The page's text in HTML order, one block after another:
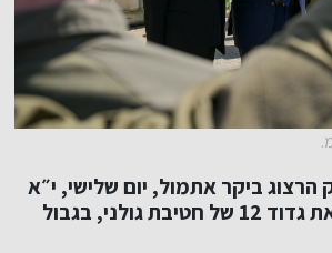
הרצוג ביקר אתמול, יום שלישי, י״א
באדר, 11 במרץ, את גדוד 12 של חטיבת גולני, בגבול